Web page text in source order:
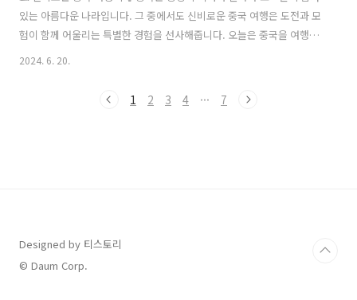
있는 아름다운 나라입니다. 그 중에서도 신비로운 중국 여행은 도전과 모
험이 함께 어울리는 특별한 경험을 선사해줍니다. 오늘은 중국을 여행하
면서 느낀 신비로움을 소개하려고 합니다.🏯 황산마을의 비밀 🌿중국의
한 전설과 비밀이 숨겨져 있습니다. 마을 사람들은 옛 전설을 전해오며
그 신비로움을 지키고 있습니다. 황산마을을 방문하면서 그 신비로움을
2024. 6. 20.
1 2 3 4 ··· 7
Designed by 티스토리
© Daum Corp.